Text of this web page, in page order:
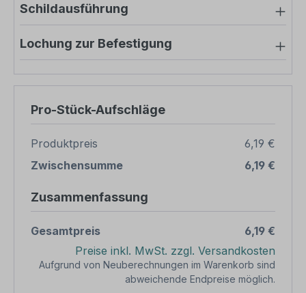
Schildausführung
Lochung zur Befestigung
Pro-Stück-Aufschläge
Produktpreis
6,19 €
Zwischensumme
6,19 €
Zusammenfassung
Gesamtpreis
6,19 €
Preise inkl. MwSt. zzgl. Versandkosten
Aufgrund von Neuberechnungen im Warenkorb sind
abweichende Endpreise möglich.